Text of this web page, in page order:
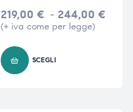
219,00 € - 244,00 €
(+ iva come per legge)
SCEGLI